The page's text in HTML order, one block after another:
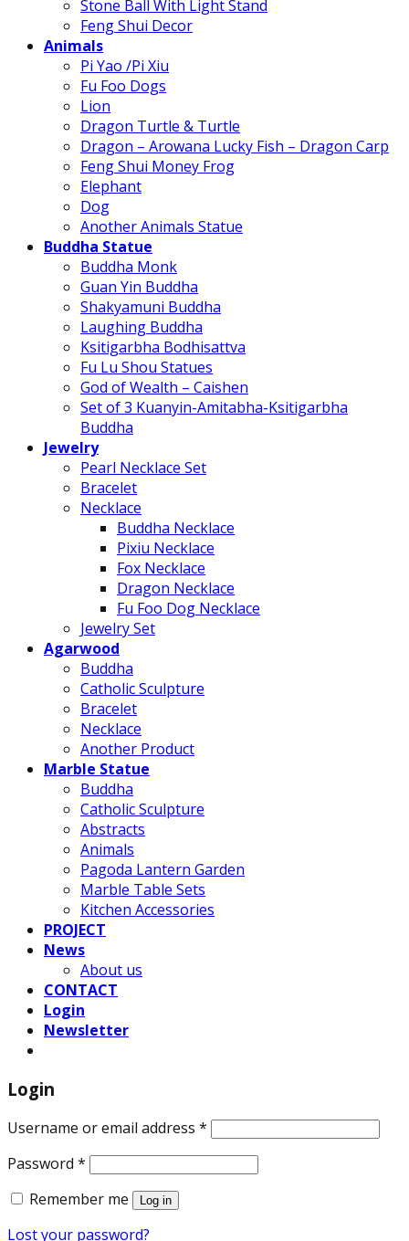
Stone Ball With Light Stand
Feng Shui Decor
Animals
Pi Yao /Pi Xiu
Fu Foo Dogs
Lion
Dragon Turtle & Turtle
Dragon – Arowana Lucky Fish – Dragon Carp
Feng Shui Money Frog
Elephant
Dog
Another Animals Statue
Buddha Statue
Buddha Monk
Guan Yin Buddha
Shakyamuni Buddha
Laughing Buddha
Ksitigarbha Bodhisattva
Fu Lu Shou Statues
God of Wealth – Caishen
Set of 3 Kuanyin-Amitabha-Ksitigarbha
Buddha
Jewelry
Pearl Necklace Set
Bracelet
Necklace
Buddha Necklace
Pixiu Necklace
Fox Necklace
Dragon Necklace
Fu Foo Dog Necklace
Jewelry Set
Agarwood
Buddha
Catholic Sculpture
Bracelet
Necklace
Another Product
Marble Statue
Buddha
Catholic Sculpture
Abstracts
Animals
Pagoda Lantern Garden
Marble Table Sets
Kitchen Accessories
PROJECT
News
About us
CONTACT
Login
Newsletter
Login
Username or email address *
Password *
Remember me
Log in
Lost your password?